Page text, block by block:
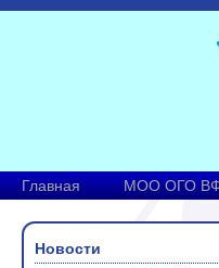
Главная МОО ОГО
Новости